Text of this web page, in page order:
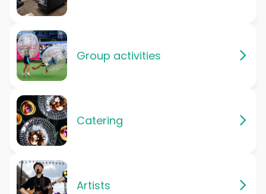
Group activities
Catering
Artists